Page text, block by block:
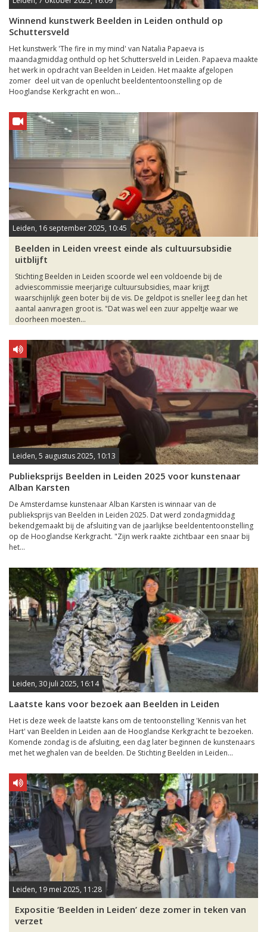
Winnend kunstwerk Beelden in Leiden onthuld op
Schuttersveld
Het kunstwerk 'The fire in my mind' van Natalia Papaeva is
maandagmiddag onthuld op het Schuttersveld in Leiden. Papaeva maakte
het werk in opdracht van Beelden in Leiden. Het maakte afgelopen
zomer deel uit van de openlucht beeldententoonstelling op de
Hooglandse Kerkgracht en won...
Leiden, 16 september 2025, 10:45
Beelden in Leiden vreest einde als cultuursubsidie
uitblijft
Stichting Beelden in Leiden scoorde wel een voldoende bij de
adviescommissie meerjarige cultuursubsidies, maar krijgt
waarschijnlijk geen boter bij de vis. De geldpot is sneller leeg dan het
aantal aanvragen groot is. "Dat was wel een zuur appeltje waar we
doorheen moesten...
Leiden, 5 augustus 2025, 10:13
Publieksprijs Beelden in Leiden 2025 voor kunstenaar
Alban Karsten
De Amsterdamse kunstenaar Alban Karsten is winnaar van de
publieksprijs van Beelden in Leiden 2025. Dat werd zondagmiddag
bekendgemaakt bij de afsluiting van de jaarlijkse beeldententoonstelling
op de Hooglandse Kerkgracht. "Zijn werk raakte zichtbaar een snaar bij
het...
Leiden, 30 juli 2025, 16:14
Laatste kans voor bezoek aan Beelden in Leiden
Het is deze week de laatste kans om de tentoonstelling 'Kennis van het
Hart' van Beelden in Leiden aan de Hooglandse Kerkgracht te bezoeken.
Komende zondag is de afsluiting, een dag later beginnen de kunstenaars
met het weghalen van de beelden. De Stichting Beelden in Leiden...
Leiden, 19 mei 2025, 11:28
Expositie ‘Beelden in Leiden’ deze zomer in teken van
verzet